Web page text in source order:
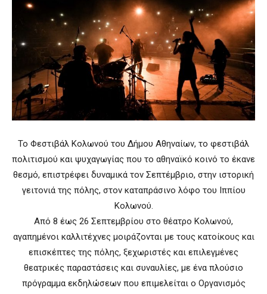
Το Φεστιβάλ Κολωνού του Δήμου Αθηναίων, το φεστιβάλ
πολιτισμού και ψυχαγωγίας που το αθηναϊκό κοινό το έκανε
θεσμό, επιστρέφει δυναμικά τον Σεπτέμβριο, στην ιστορική
γειτονιά της πόλης, στον καταπράσινο λόφο του Ιππίου
Κολωνού.
Από 8 έως 26 Σεπτεμβρίου στο θέατρο Κολωνού,
αγαπημένοι καλλιτέχνες μοιράζονται με τους κατοίκους και
επισκέπτες της πόλης, ξεχωριστές και επιλεγμένες
θεατρικές παραστάσεις και συναυλίες, με ένα πλούσιο
πρόγραμμα εκδηλώσεων που επιμελείται ο Οργανισμός